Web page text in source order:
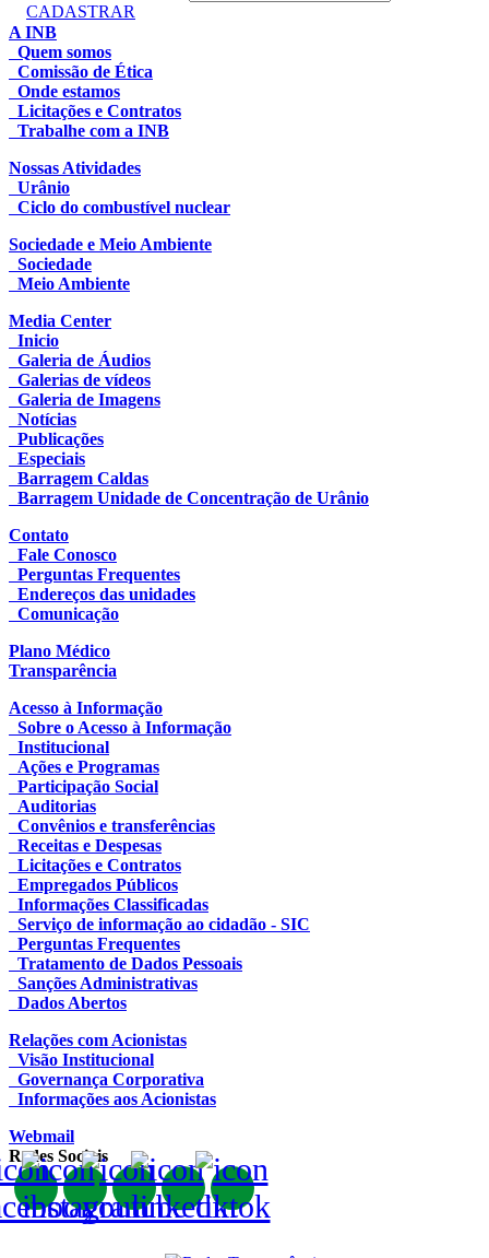
CADASTRAR
A INB
Quem somos
Comissão de Ética
Onde estamos
Licitações e Contratos
Trabalhe com a INB
Nossas Atividades
Urânio
Ciclo do combustível nuclear
Sociedade e Meio Ambiente
Sociedade
Meio Ambiente
Media Center
Inicio
Galeria de Áudios
Galerias de vídeos
Galeria de Imagens
Notícias
Publicações
Especiais
Barragem Caldas
Barragem Unidade de Concentração de Urânio
Contato
Fale Conosco
Perguntas Frequentes
Endereços das unidades
Comunicação
Plano Médico
Transparência
Acesso à Informação
Sobre o Acesso à Informação
Institucional
Ações e Programas
Participação Social
Auditorias
Convênios e transferências
Receitas e Despesas
Licitações e Contratos
Empregados Públicos
Informações Classificadas
Serviço de informação ao cidadão - SIC
Perguntas Frequentes
Tratamento de Dados Pessoais
Sanções Administrativas
Dados Abertos
Relações com Acionistas
Visão Institucional
Governança Corporativa
Informações aos Acionistas
Webmail
Redes Sociais